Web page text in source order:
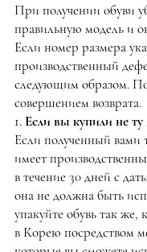
При получении обуви
правильную модель и
Если номер размера
производственный
следующим образом.
совершением возврата.
1. Если вы купили не ту
Если полученный вами
имеет
в течение 30 дней с
она не должна быть
упакуйте обувь так же,
в Корею посредством